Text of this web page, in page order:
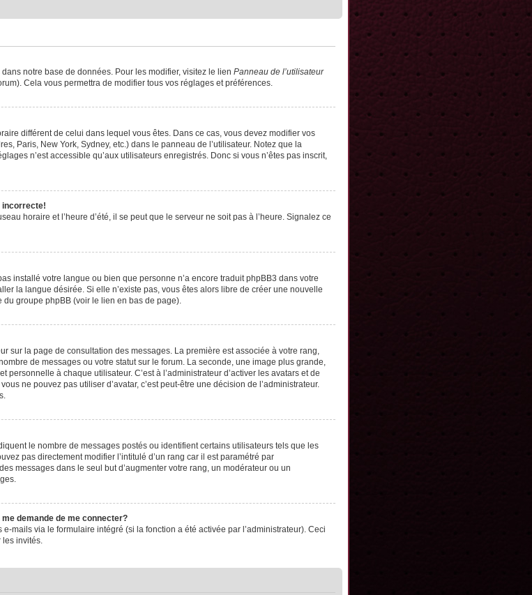
notre base de données. Pour les modifier, visitez le lien Panneau de l’utilisateur
Cela vous permettra de modifier tous vos réglages et préférences.
différent de celui dans lequel vous êtes. Dans ce cas, vous devez modifier vos
Paris, New York, Sydney, etc.) dans le panneau de l’utilisateur. Notez que la
n’est accessible qu’aux utilisateurs enregistrés. Donc si vous n’êtes pas inscrit,
incorrecte!
horaire et l’heure d’été, il se peut que le serveur ne soit pas à l’heure. Signalez ce
installé votre langue ou bien que personne n’a encore traduit phpBB3 dans votre
la langue désirée. Si elle n’existe pas, vous êtes alors libre de créer une nouvelle
du groupe phpBB (voir le lien en bas de page).
sur la page de consultation des messages. La première est associée à votre rang,
de messages ou votre statut sur le forum. La seconde, une image plus grande,
personnelle à chaque utilisateur. C’est à l’administrateur d’activer les avatars et de
ne pouvez pas utiliser d’avatar, c’est peut-être une décision de l’administrateur.
le nombre de messages postés ou identifient certains utilisateurs tels que les
pas directement modifier l’intitulé d’un rang car il est paramétré par
messages dans le seul but d’augmenter votre rang, un modérateur ou un
demande de me connecter?
mails via le formulaire intégré (si la fonction a été activée par l’administrateur). Ceci
les invités.